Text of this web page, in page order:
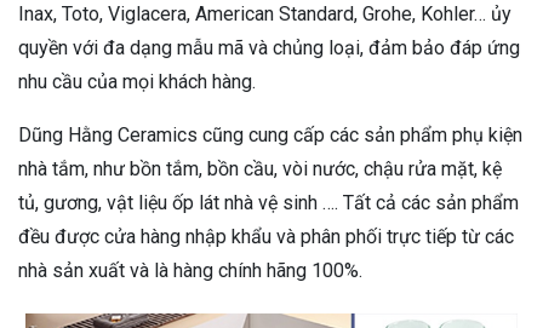
Inax, Toto, Viglacera, American Standard, Grohe, Kohler… ủy
quyền với đa dạng mẫu mã và chủng loại, đảm bảo đáp ứng
nhu cầu của mọi khách hàng.
Dũng Hằng Ceramics cũng cung cấp các sản phẩm phụ kiện
nhà tắm, như bồn tắm, bồn cầu, vòi nước, chậu rửa mặt, kệ
tủ, gương, vật liệu ốp lát nhà vệ sinh …. Tất cả các sản phẩm
đều được cửa hàng nhập khẩu và phân phối trực tiếp từ các
nhà sản xuất và là hàng chính hãng 100%.